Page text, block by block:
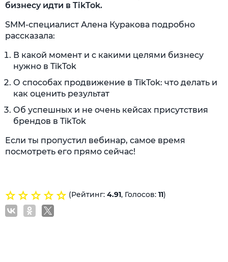
бизнесу идти в TikTok.
SMM-специалист Алена Куракова подробно
рассказала:
В какой момент и с какими целями бизнесу
нужно в TikTok
О способах продвижение в TikTok: что делать и
как оценить результат
Об успешных и не очень кейсах присутствия
брендов в TikTok
Если ты пропустил вебинар, самое время
посмотреть его прямо сейчас!
(Рейтинг: 4.91, Голосов: 11)